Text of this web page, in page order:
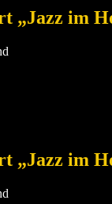
„Jazz im
„Jazz im